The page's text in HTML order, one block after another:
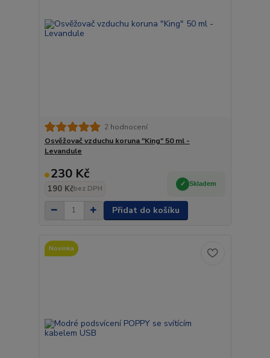
2 hodnocení
Osvěžovač vzduchu koruna "King" 50 ml -
Levandule
230 Kč
190 Kčbez DPH
Skladem
Přidat do košíku
Novinka